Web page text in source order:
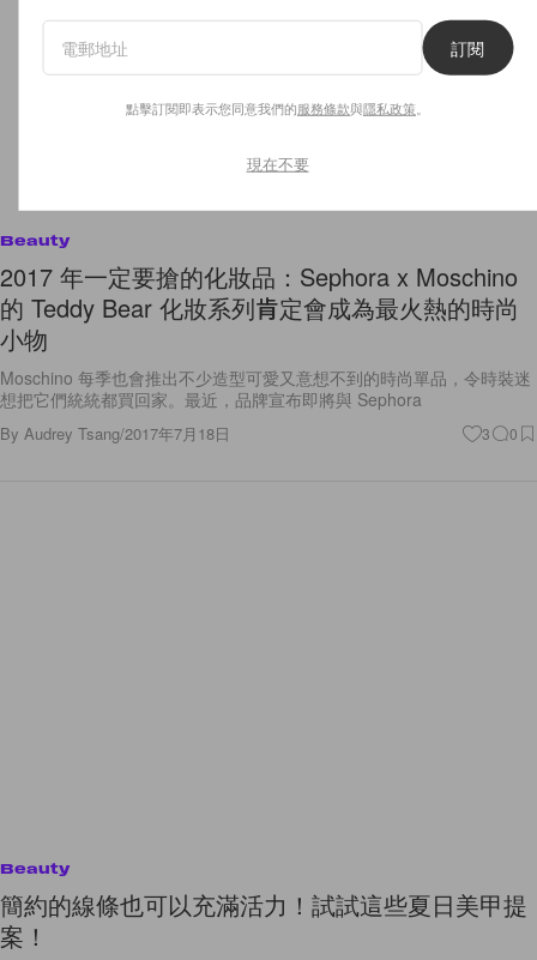
Beauty
2017 年一定要搶的化妝品：Sephora x Moschino
的 Teddy Bear 化妝系列肯定會成為最火熱的時尚
小物
Moschino 每季也會推出不少造型可愛又意想不到的時尚單品，令時裝迷
想把它們統統都買回家。最近，品牌宣布即將與 Sephora
By Audrey Tsang/2017年7月18日 3 0
Beauty
簡約的線條也可以充滿活力！試試這些夏日美甲提
案！
訂閱
點擊訂閱即表示您同意我們的服務條款與隱私政策
現在不要